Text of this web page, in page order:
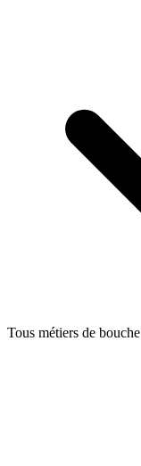
Tous métiers de bouche